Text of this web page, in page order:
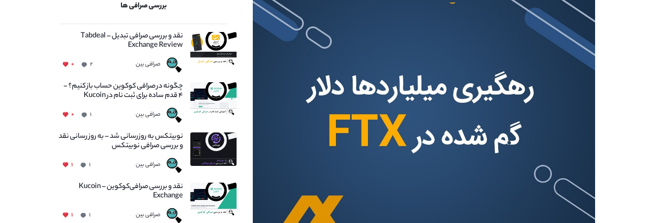
بررسی صرافی ها
نقد و بررسی صرافی تبدیل – Tabdeal
Exchange Review
صرافی بین ۲ ۰
چگونه در صرافی کوکوین حساب باز کنیم؟ -
۴ قدم ساده برای ثبت نام در Kucoin
صرافی بین ۱ ۰
نوبیتکس به روزرسانی شد – به روز رسانی نقد
و بررسی صرافی نوبیتکس
صرافی بین ۱ ۱
نقد و بررسی صرافی‌کوکوین – Kucoin
Exchange
صرافی بین ۱ ۱